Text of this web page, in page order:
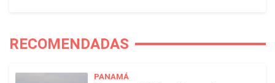
RECOMENDADAS
PANAMÁ